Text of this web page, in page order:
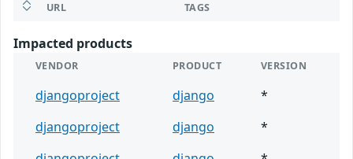
URL TAGS
Impacted products
VENDOR PRODUCT VERSION
djangoproject django
*
djangoproject
django
*